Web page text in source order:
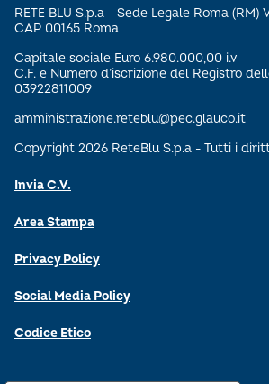
RETE BLU S.p.a - Sede Legale Roma (RM)
CAP 00165 Roma
Capitale sociale Euro 6.980.000,00 i.v
C.F. e Numero d’iscrizione del Registro
03922811009
amministrazione.reteblu@pec.glauco.it
Copyright 2026 ReteBlu S.p.a - Tutti i
Invia C.V.
Area Stampa
Privacy Policy
Social Media Policy
Codice Etico